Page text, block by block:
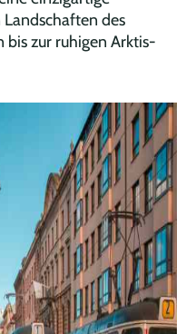
des
zur ruhigen Arktis-